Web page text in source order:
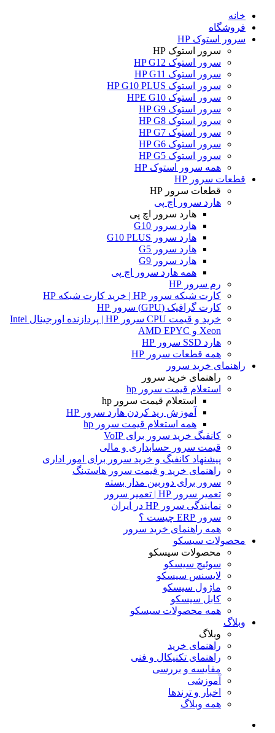
خانه
فروشگاه
سرور استوک HP
سرور استوک HP
سرور استوک HP G12
سرور استوک HP G11
سرور استوک HP G10 PLUS
سرور استوک HPE G10
سرور استوک HP G9
سرور استوک HP G8
سرور استوک HP G7
سرور استوک HP G6
سرور استوک HP G5
همه سرور استوک HP
قطعات سرور HP
قطعات سرور HP
هارد سرور اچ پی
هارد سرور اچ پی
هارد سرور G10
هارد سرور G10 PLUS
هارد سرور G5
هارد سرور G9
همه هارد سرور اچ پی
رم سرور HP
کارت شبکه سرور HP | خرید کارت شبکه HP
کارت گرافیک (GPU) سرور HP
خرید و قیمت CPU سرور HP | پردازنده اورجینال Intel
Xeon و AMD EPYC
هارد SSD سرور HP
همه قطعات سرور HP
راهنمای خرید سرور
راهنمای خرید سرور
استعلام قیمت سرور hp
استعلام قیمت سرور hp
آموزش ريد كردن هارد سرور HP
همه استعلام قیمت سرور hp
کانفیگ خرید سرور برای VoIP
قیمت سرور حسابداری و مالی
پیشنهاد کانفیگ و خرید سرور برای امور اداری
راهنمای خرید و قیمت سرور هاستینگ
سرور برای دوربین مدار بسته
تعمیر سرور HP | تعمیر سرور
نمایندگی سرور HP در ایران
سرور ERP چیست ؟
همه راهنمای خرید سرور
محصولات سیسکو
محصولات سیسکو
سوئیچ سیسکو
لایسنس سیسکو
ماژول سیسکو
کابل سیسکو
همه محصولات سیسکو
وبلاگ
وبلاگ
راهنمای خرید
راهنمای تکنیکال و فنی
مقایسه و بررسی
آموزشی
اخبار و ترندها
همه وبلاگ